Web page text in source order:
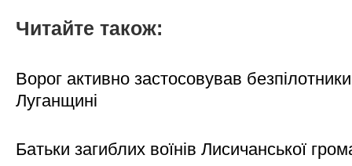
Читайте також:
Ворог активно застосовував
Луганщині
Батьки загиблих воїнів Лисичанської